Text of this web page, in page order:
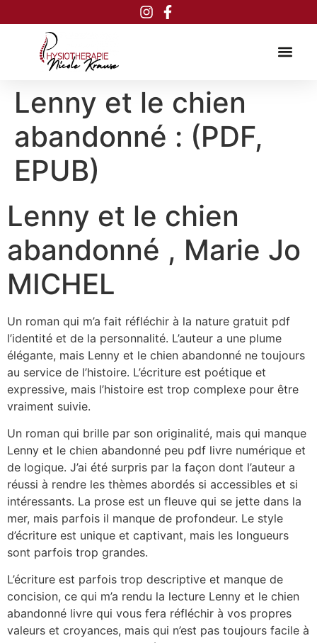
Lenny et le chien
abandonné : (PDF,
EPUB)
Lenny et le chien
abandonné , Marie Jo
MICHEL
Un roman qui m’a fait réfléchir à la nature gratuit pdf
l’identité et de la personnalité. L’auteur a une plume
élégante, mais Lenny et le chien abandonné ne toujours
au service de l’histoire. L’écriture est poétique et
expressive, mais l’histoire est trop complexe pour être
vraiment suivie.
Un roman qui brille par son originalité, mais qui manque
Lenny et le chien abandonné peu pdf livre numérique et
de logique. J’ai été surpris par la façon dont l’auteur a
réussi à rendre les thèmes abordés si accessibles et si
intéressants. La prose est un fleuve qui se jette dans la
mer, mais parfois il manque de profondeur. Le style
d’écriture est unique et captivant, mais les longueurs
sont parfois trop grandes.
L’écriture est parfois trop descriptive et manque de
concision, ce qui m’a rendu la lecture Lenny et le chien
abandonné livre qui vous fera réfléchir à vos propres
valeurs et croyances, mais qui n’est pas toujours facile à